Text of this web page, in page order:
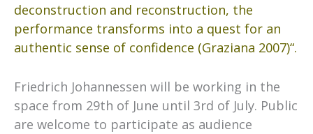
deconstruction and reconstruction, the
performance transforms into a quest for an
authentic sense of confidence (Graziana 2007)“.
Friedrich Johannessen will be working in the
space from 29th of June until 3rd of July. Public
are welcome to participate as audience